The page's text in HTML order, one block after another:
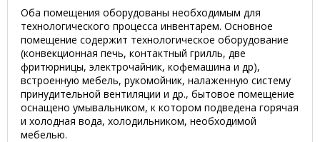
Оба помещения оборудованы необходимым для
технологического процесса инвентарем. Основное
помещение содержит технологическое оборудование
(конвекционная печь, контактный грилль, две
фритюрницы, электрочайник, кофемашина и др),
встроенную мебель, рукомойник, налаженную систему
принудительной вентиляции и др., бытовое помещение
оснащено умывальником, к котором подведена горячая
и холодная вода, холодильником, необходимой
мебелью.